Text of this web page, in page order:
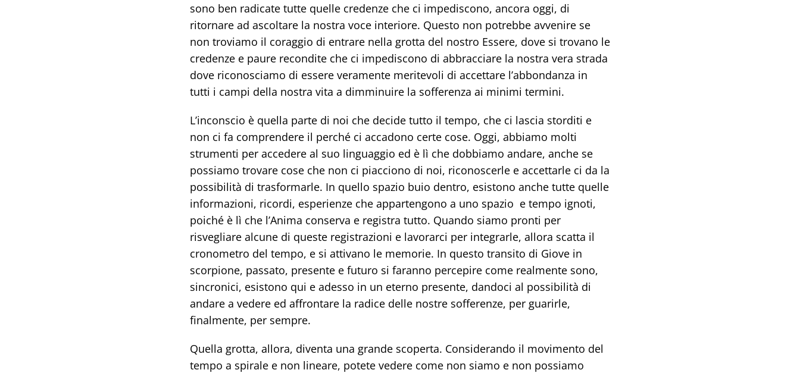
sono ben radicate tutte quelle credenze che ci impediscono, ancora oggi, di
ritornare ad ascoltare la nostra voce interiore. Questo non potrebbe avvenire se
non troviamo il coraggio di entrare nella grotta del nostro Essere, dove si trovano le
credenze e paure recondite che ci impediscono di abbracciare la nostra vera strada
dove riconosciamo di essere veramente meritevoli di accettare l’abbondanza in
tutti i campi della nostra vita a dimminuire la sofferenza ai minimi termini.
L’inconscio è quella parte di noi che decide tutto il tempo, che ci lascia storditi e
non ci fa comprendere il perché ci accadono certe cose. Oggi, abbiamo molti
strumenti per accedere al suo linguaggio ed è lì che dobbiamo andare, anche se
possiamo trovare cose che non ci piacciono di noi, riconoscerle e accettarle ci da la
possibilità di trasformarle. In quello spazio buio dentro, esistono anche tutte quelle
informazioni, ricordi, esperienze che appartengono a uno spazio e tempo ignoti,
poiché è lì che l’Anima conserva e registra tutto. Quando siamo pronti per
risvegliare alcune di queste registrazioni e lavorarci per integrarle, allora scatta il
cronometro del tempo, e si attivano le memorie. In questo transito di Giove in
scorpione, passato, presente e futuro si faranno percepire come realmente sono,
sincronici, esistono qui e adesso in un eterno presente, dandoci al possibilità di
andare a vedere ed affrontare la radice delle nostre sofferenze, per guarirle,
finalmente, per sempre.
Quella grotta, allora, diventa una grande scoperta. Considerando il movimento del
tempo a spirale e non lineare, potete vedere come non siamo e non possiamo